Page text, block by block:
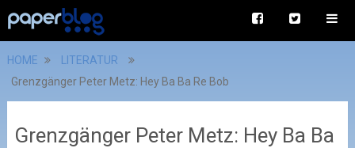
HOME
LITERATUR
Grenzgänger Peter Metz: Hey Ba Ba Re Bob
Grenzgänger Peter Metz: Hey Ba Ba